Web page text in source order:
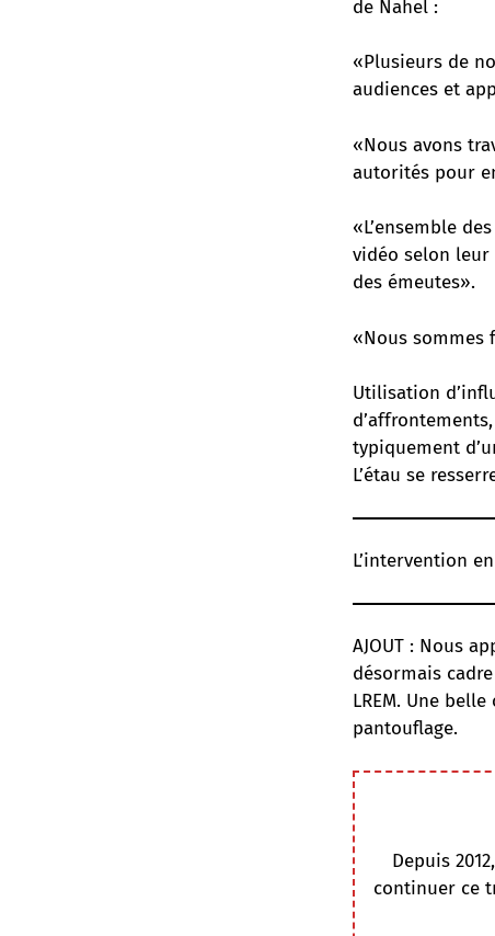
de Nahel :
«Plusieurs de
audiences et
«Nous avons
autorités pour
«L’ensemble
vidéo selon
des émeutes».
«Nous sommes
Utilisation
typiquement
L’étau se
L’intervention
AJOUT : Nous
désormais
LREM. Une
pantouflage.
Depuis
continuer ce